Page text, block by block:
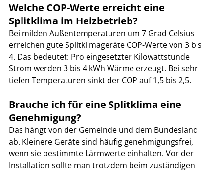
Welche COP-Werte erreicht eine
Splitklima im Heizbetrieb?
Bei milden Außentemperaturen um 7 Grad Celsius
erreichen gute Splitklimageräte COP-Werte von 3 bis
4. Das bedeutet: Pro eingesetzter Kilowattstunde
Strom werden 3 bis 4 kWh Wärme erzeugt. Bei sehr
tiefen Temperaturen sinkt der COP auf 1,5 bis 2,5.
Brauche ich für eine Splitklima eine
Genehmigung?
Das hängt von der Gemeinde und dem Bundesland
ab. Kleinere Geräte sind häufig genehmigungsfrei,
wenn sie bestimmte Lärmwerte einhalten. Vor der
Installation sollte man trotzdem beim zuständigen